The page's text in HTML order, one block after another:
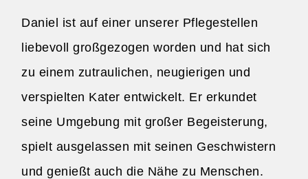
Daniel ist auf einer unserer Pflegestellen
liebevoll großgezogen worden und hat sich
zu einem zutraulichen, neugierigen und
verspielten Kater entwickelt. Er erkundet
seine Umgebung mit großer Begeisterung,
spielt ausgelassen mit seinen Geschwistern
und genießt auch die Nähe zu Menschen.